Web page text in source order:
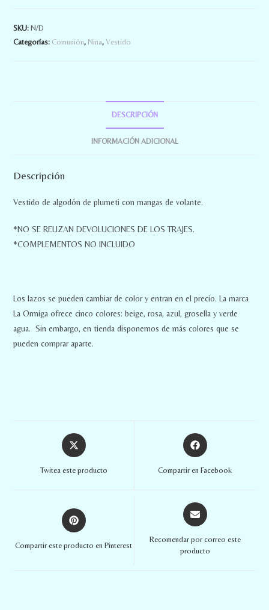
SKU:N/D
Categorías: Comunión, Niña,Vestido
DESCRIPCIÓN
INFORMACIÓN ADICIONAL
Descripción
Vestido de algodón de plumeti con mangas de volante.
*NO SE RELIZAN DEVOLUCIONES DE LOS TRAJES.
*COMPLEMENTOS NO INCLUIDO
Los lazos se pueden cambiar de color y entran en el precio. La marca
La Ormiga ofrece cinco colores: beige, rosa, azul, grosella y verde
agua. Sin embargo, en tienda disponemos de más colores que se
pueden comprar aparte.
Twitea este producto Compartir en Facebook
Compartir este producto en Pinterest
Recomendar por correo este
producto